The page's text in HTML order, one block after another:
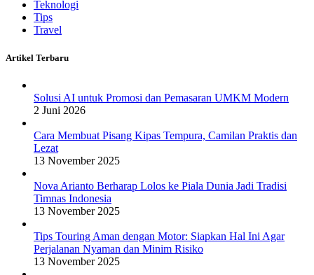
Teknologi
Tips
Travel
Artikel Terbaru
Solusi AI untuk Promosi dan Pemasaran UMKM Modern
2 Juni 2026
Cara Membuat Pisang Kipas Tempura, Camilan Praktis dan
Lezat
13 November 2025
Nova Arianto Berharap Lolos ke Piala Dunia Jadi Tradisi
Timnas Indonesia
13 November 2025
Tips Touring Aman dengan Motor: Siapkan Hal Ini Agar
Perjalanan Nyaman dan Minim Risiko
13 November 2025